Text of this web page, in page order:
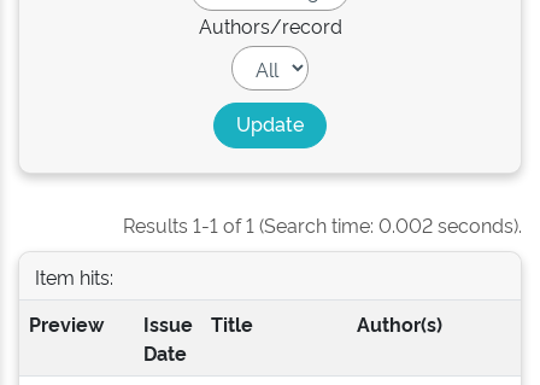
Authors/record
Results 1-1 of 1 (Search time: 0.002 seconds).
Item hits:
Preview
Issue
Date
Title Author(s)